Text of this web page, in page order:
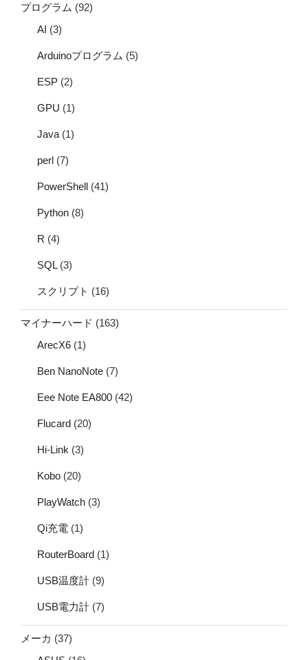
プログラム (92)
AI (3)
Arduinoプログラム (5)
ESP (2)
GPU (1)
Java (1)
perl (7)
PowerShell (41)
Python (8)
R (4)
SQL(3)
スクリプト (16)
マイナーハード (163)
ArecX6 (1)
Ben NanoNote (7)
Eee Note EA800 (42)
Flucard (20)
Hi-Link (3)
Kobo (20)
PlayWatch (3)
Qi充電 (1)
RouterBoard (1)
USB温度計 (9)
USB電力計 (7)
メーカ (37)